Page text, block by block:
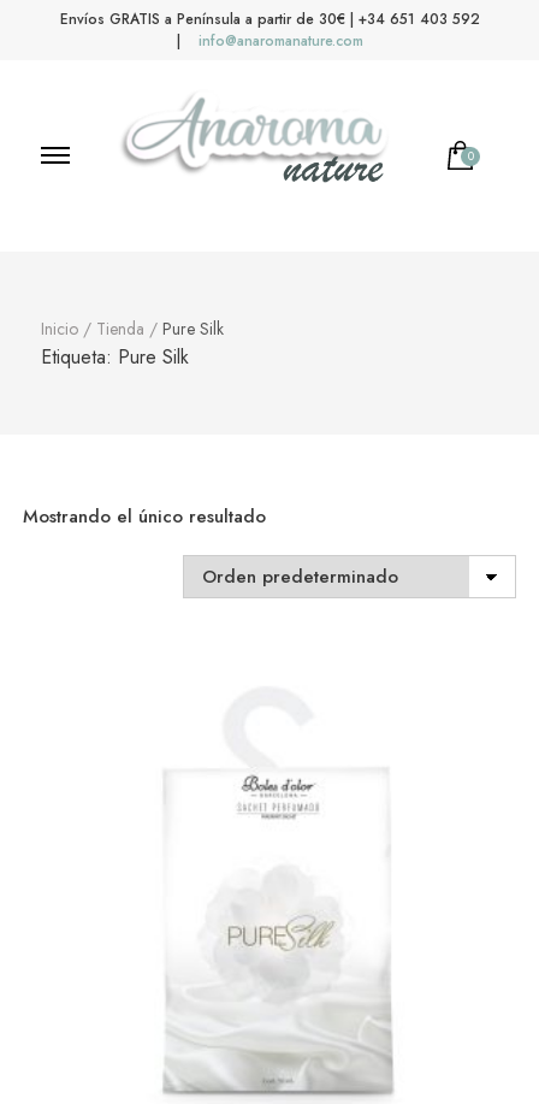
Envíos GRATIS a Península a partir de 30€ | +34 651 403 592
|
info@anaromanature.com
0
Inicio / Tienda / Pure Silk
Etiqueta: Pure Silk
Mostrando el único resultado